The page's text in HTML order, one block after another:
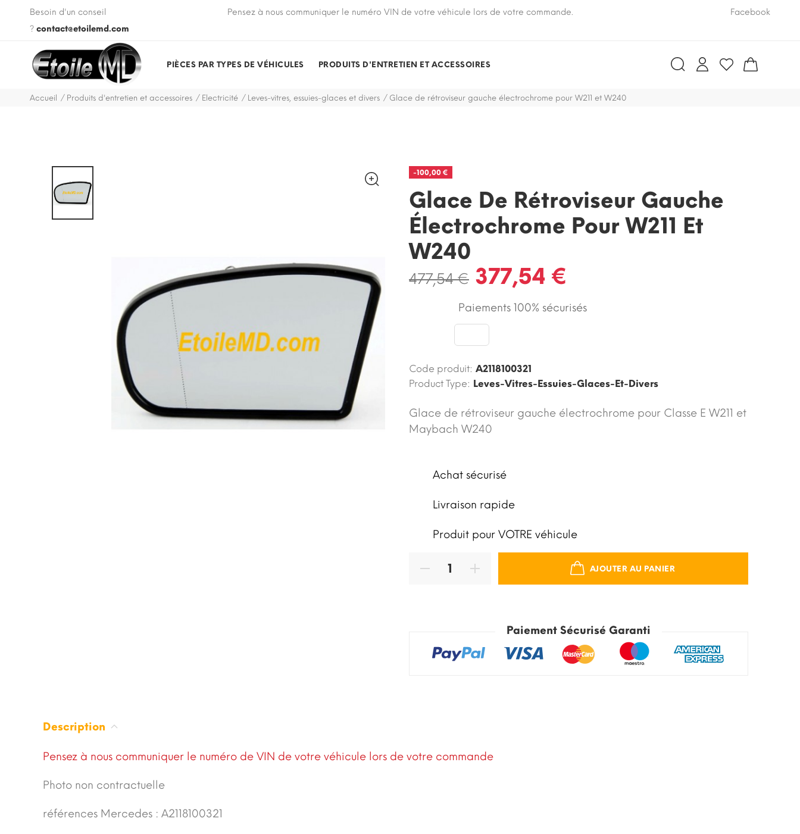
Besoin d'un conseil
? contact@etoilemd.com
VIN de votre véhicule lors de votre commande. Pensez à nous communiquer le numéro VIN de votre véhicule lors de votre commande. Pensez à nous communiquer le numéro VIN
Facebook
PIÈCES PAR TYPES DE VÉHICULES PRODUITS D'ENTRETIEN ET ACCESSOIRES
Accueil Produits d'entretien et accessoires Electricité Leves-vitres, essuies-glaces et divers Glace de rétroviseur gauche électrochrome pour W211 et W240
-100,00 €
Glace De Rétroviseur Gauche
Électrochrome Pour W211 Et
W240
477,54 € 377,54 €
Paiements 100% sécurisés
Code produit: A2118100321
Product Type: Leves-Vitres-Essuies-Glaces-Et-Divers
Glace de rétroviseur gauche électrochrome pour Classe E W211 et
Maybach W240
Achat sécurisé
Livraison rapide
Produit pour VOTRE véhicule
AJOUTER AU PANIER
Paiement Sécurisé Garanti
Description
Pensez à nous communiquer le numéro de VIN de votre véhicule lors de votre commande
Photo non contractuelle
références Mercedes : A2118100321